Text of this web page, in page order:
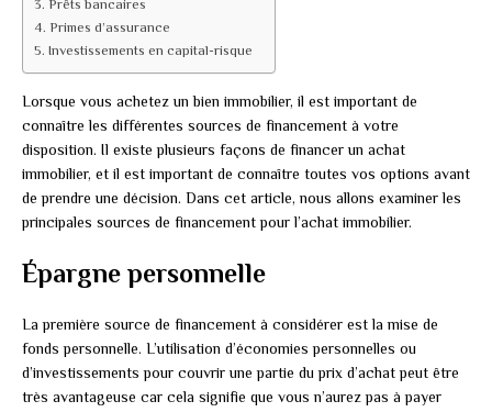
Prêts bancaires
Primes d’assurance
Investissements en capital-risque
Lorsque vous achetez un bien immobilier, il est important de
connaître les différentes sources de financement à votre
disposition. Il existe plusieurs façons de financer un achat
immobilier, et il est important de connaître toutes vos options avant
de prendre une décision. Dans cet article, nous allons examiner les
principales sources de financement pour l’achat immobilier.
Épargne personnelle
La première source de financement à considérer est la mise de
fonds personnelle. L’utilisation d’économies personnelles ou
d’investissements pour couvrir une partie du prix d’achat peut être
très avantageuse car cela signifie que vous n’aurez pas à payer